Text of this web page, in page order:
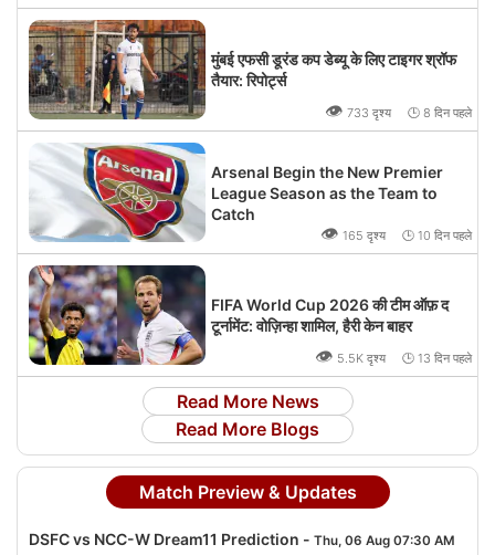
मुंबई एफसी डूरंड कप डेब्यू के लिए टाइगर श्रॉफ
तैयार: रिपोर्ट्स
👁 733 दृश्य 🕒 8 दिन पहले
Arsenal Begin the New Premier
League Season as the Team to
Catch
👁 165 दृश्य 🕒 10 दिन पहले
FIFA World Cup 2026 की टीम ऑफ़ द
टूर्नामेंट: वोज़िन्हा शामिल, हैरी केन बाहर
👁 5.5K दृश्य 🕒 13 दिन पहले
Read More News
Read More Blogs
Match Preview & Updates
DSFC vs NCC-W Dream11 Prediction - Thu, 06 Aug 07:30 AM